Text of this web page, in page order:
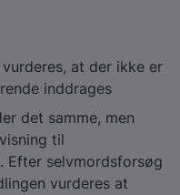
at der ikke er
inddrages
det samme, men
til
Efter selvmordsforsøg
vurderes at